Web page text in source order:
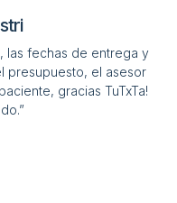
las fechas de entrega y
presupuesto, el asesor
gracias TuTxTa!